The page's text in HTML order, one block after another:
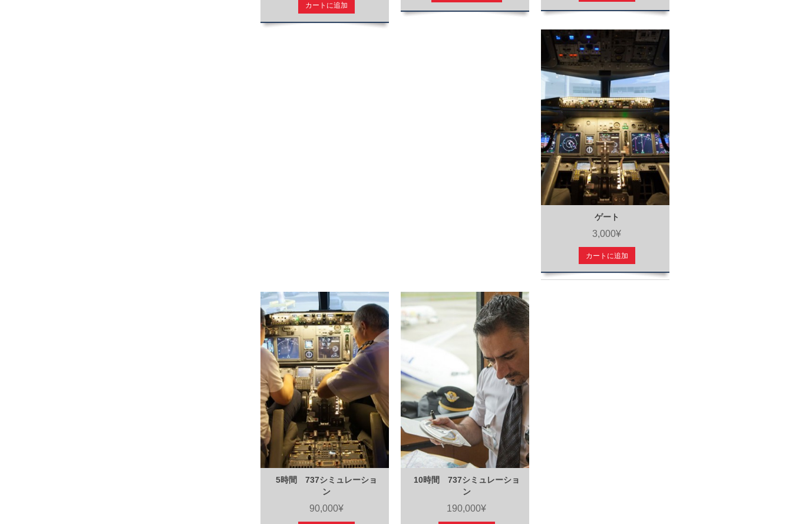
カートに追加
ゲート
3,000¥
カートに追加
5時間 737シミュレーショ
ン
90,000¥
10時間 737シミュレーショ
ン
190,000¥